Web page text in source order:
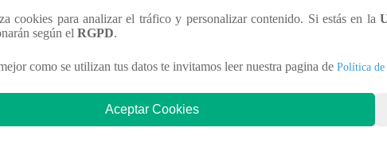
Compartir
inicio, él retó a los competidores y jurados a degustar
“Robert te acuerdas que te dijimos que te
cookies para analizar el tráfico y personalizar contenido. Si estás en la
según el RGPD.
como se utilizan tus datos te invitamos leer nuestra pagina de Política
Aceptar Cookies